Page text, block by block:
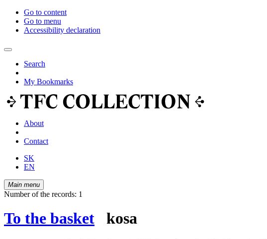
Go to content
Go to menu
Accessibility declaration
Search
My Bookmarks
About
Contact
SK
EN
Main menu
Number of the records: 1
To the basket kosa